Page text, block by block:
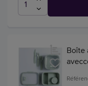
Boîte